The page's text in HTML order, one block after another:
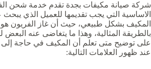
شركة صيانة مكيفات بجدة تقدم خدمة شحن
الاساسية التي يجب تقديمها للعميل الذي
المكيف بشكل طبيعي، حيث أن غاز الفريون هو
بالطريقة المثالية، وهذا ما يتغاضى عنه
على توضيح متى تعلم أن المكيف في حاجة
عند ظهور العلامات التالية: